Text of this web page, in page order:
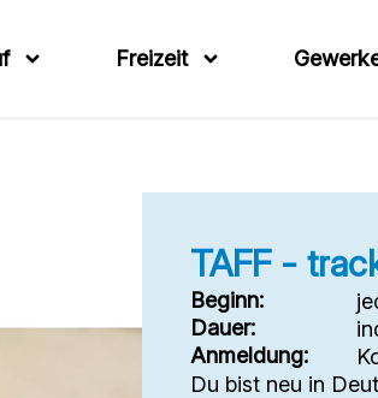
Freizeit
TAFF -
Beginn:
Dauer:
Anmeldung:
Du bist neu in